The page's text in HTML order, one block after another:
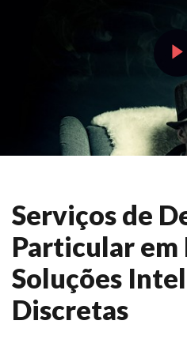
Serviços de
Particular em
Soluções
Discretas